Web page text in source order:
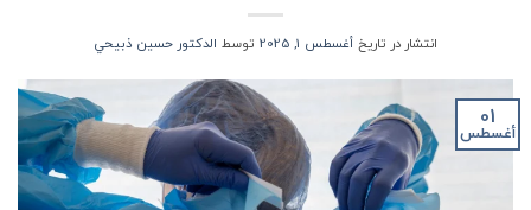
انتشار در تاریخ أغسطس 1, 2025 توسط الدكتور حسين ذبيحي
01
أغسطس